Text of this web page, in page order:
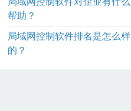
帮助？
局域网控制软件排名是怎么样
的？